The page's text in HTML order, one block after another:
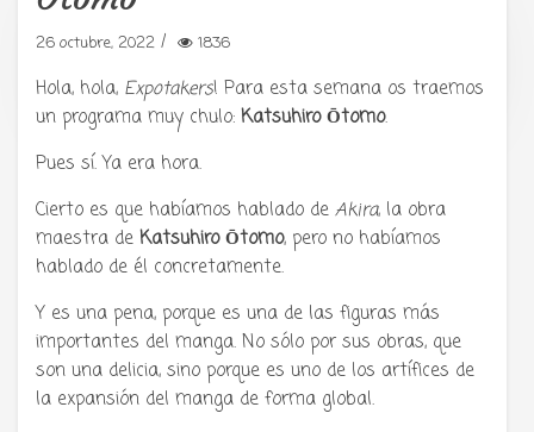
anime y cultura japonesa ツ
26 octubre, 2022 / 1836
Hola, hola, Expotakers! Para esta semana os traemos
un programa muy chulo: Katsuhiro Ōtomo.
Pues sí. Ya era hora.
Cierto es que habíamos hablado de Akira, la obra
maestra de Katsuhiro Ōtomo, pero no habíamos
hablado de él concretamente.
Y es una pena, porque es una de las figuras más
importantes del manga. No sólo por sus obras, que
son una delicia, sino porque es uno de los artífices de
la expansión del manga de forma global.